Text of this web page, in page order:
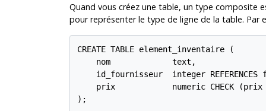
Quand vous créez une table, un type composite
pour représenter le type de ligne de la table. Par
CREATE TABLE element_inventaire (
    nom             text,
id_fournisseur  integer REFERENCES
prix            numeric CHECK (prix
);